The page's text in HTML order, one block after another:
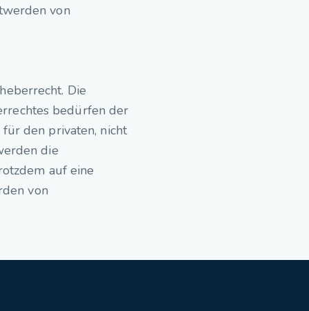
von
Die
bedürfen der
den privaten, nicht
die
auf eine
von